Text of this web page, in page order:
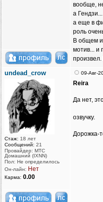
вообще,
а
а еще в
роль
В общем и
мотив... и
undead_crow
Стаж: 18 лет
Сообщений: 21
Провайдер: МТС
Домашний (IXNN)
Пол: Не определилось
Он-лайн: Нет
Карма: 0.00
09-Авг-
Reira
Да нет,
озвучку.
Дорожка-